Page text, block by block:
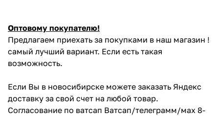
Оптовому покупателю!
Предлагаем приехать за покупками в наш магазин !
самый лучший вариант. Если есть такая
возможность.
Если Вы в новосибирске можете заказать Яндекс
доставку за свой счет на любой товар.
Согласование по ватсап Ватсап/телеграмм/мах 8-